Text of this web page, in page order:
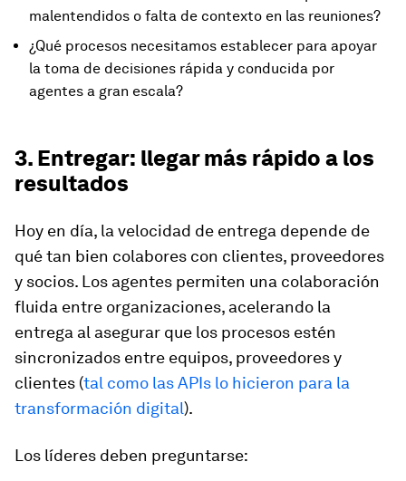
malentendidos o falta de contexto en las reuniones?
¿Qué procesos necesitamos establecer para apoyar
la toma de decisiones rápida y conducida por
agentes a gran escala?
3. Entregar: llegar más rápido a los
resultados
Hoy en día, la velocidad de entrega depende de
qué tan bien colabores con clientes, proveedores
y socios. Los agentes permiten una colaboración
fluida entre organizaciones, acelerando la
entrega al asegurar que los procesos estén
sincronizados entre equipos, proveedores y
clientes (tal como las APIs lo hicieron para la
transformación digital).
Los líderes deben preguntarse: